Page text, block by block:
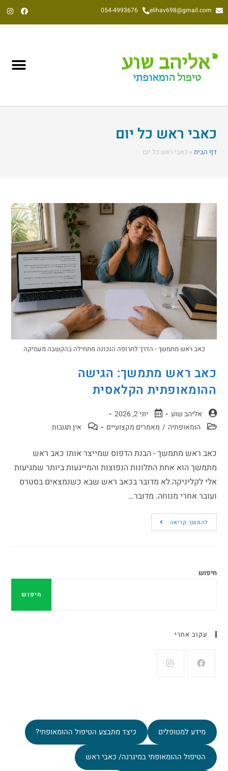
elihav698@gmail.com
054-4993676
כאבי ראש כל יום
דף הבית » כאבי ראש כל יום
כאב ראש מתמשך - הדרך לתרופה הנכונה מתחילה בהקשבה מעמיקה
כאב ראש מתמשך: הגישה
ההומאופתית הקלאסית
אליהב שוע
יוני 2, 2026
הומאופתיה / מאמרים מקצועיים אין תגובות
כאב ראש מתמשך - הבנת הדפוס שמייצר אותו כאב ראש
מתמשך הוא אחת התלונות הנפוצות והמייגעות ביותר שמגיעות
אלי לקליניקה.לא מדובר בכאב ראש שבא כשנמצאים בסטרס
ועובר אחרי מנוחה. מדובר…
להמשך קריאה
חיפוש
חיפוש
עקוב אחרי
מידע למטופלים כיצד מתבצע הטיפול ההומאופתי?
הטיפול ההומאופתי במיגרנה/ כאבי ראש